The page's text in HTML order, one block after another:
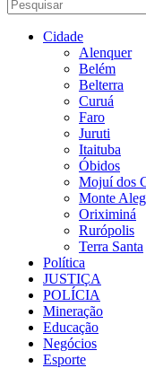
Cidade
Alenquer
Belém
Belterra
Curuá
Faro
Juruti
Itaituba
Óbidos
Mojuí dos
Monte
Oriximiná
Rurópolis
Terra Santa
Política
JUSTIÇA
POLÍCIA
Mineração
Educação
Negócios
Esporte